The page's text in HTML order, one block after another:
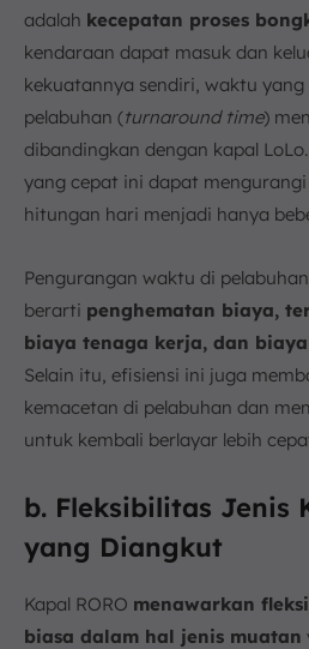
adalah kecepatan proses
kendaraan dapat masuk dan
kekuatannya sendiri, waktu
pelabuhan (turnaround time)
dibandingkan dengan kapal
yang cepat ini dapat
hitungan hari menjadi hanya
Pengurangan waktu di
berarti penghematan biaya,
biaya tenaga kerja, dan
Selain itu, efisiensi ini juga
kemacetan di pelabuhan dan
untuk kembali berlayar lebih
b. Fleksibilitas Jenis
yang Diangkut
Kapal RORO menawarkan
biasa dalam hal jenis muatan